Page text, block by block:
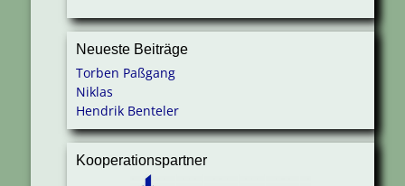
Neueste Beiträge
Torben Paßgang
Niklas
Hendrik Benteler
Kooperationspartner